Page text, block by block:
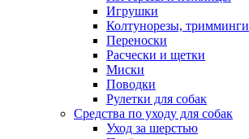
Игрушки
Колтунорезы, тримминги
Переноски
Расчески и щетки
Миски
Поводки
Рулетки для собак
Средства по уходу для собак
Уход за шерстью